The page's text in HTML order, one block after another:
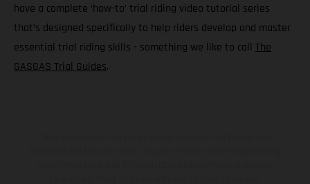
have a complete ‘how-to’ trial riding video tutorial series
that’s designed specifically to help riders develop and master
essential trial riding skills - something we like to call The
GASGAS Trial Guides.